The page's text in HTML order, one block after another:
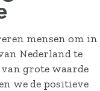
mensen om in
Nederland te
grote waarde
we de positieve